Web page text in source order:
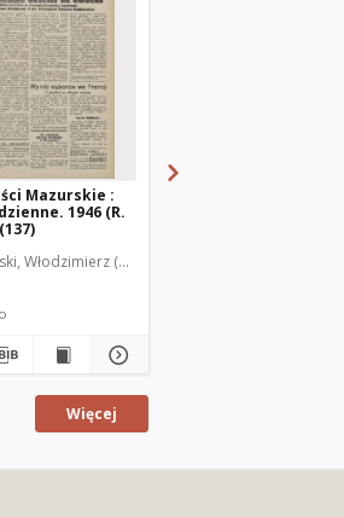
Mazurskie :
1946 (R.
Włodzimierz (1902-1971). Redaktor
Więcej